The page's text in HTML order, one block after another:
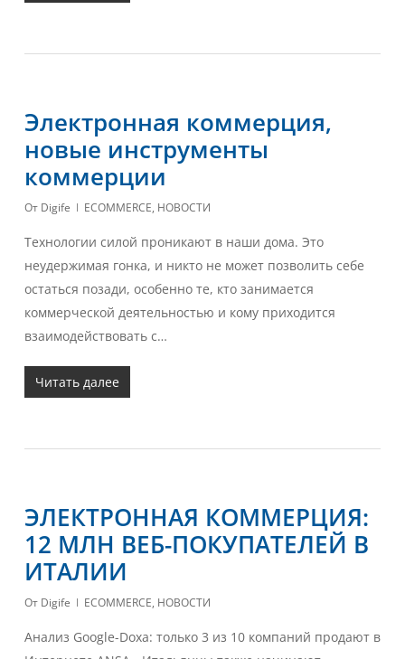
Электронная коммерция,
новые инструменты
коммерции
От Digife ECOMMERCE, НОВОСТИ
Технологии силой проникают в наши дома. Это
неудержимая гонка, и никто не может позволить себе
остаться позади, особенно те, кто занимается
коммерческой деятельностью и кому приходится
взаимодействовать с…
Читать далее
ЭЛЕКТРОННАЯ КОММЕРЦИЯ:
12 МЛН ВЕБ-ПОКУПАТЕЛЕЙ В
ИТАЛИИ
От Digife ECOMMERCE, НОВОСТИ
Анализ Google-Doxa: только 3 из 10 компаний продают в